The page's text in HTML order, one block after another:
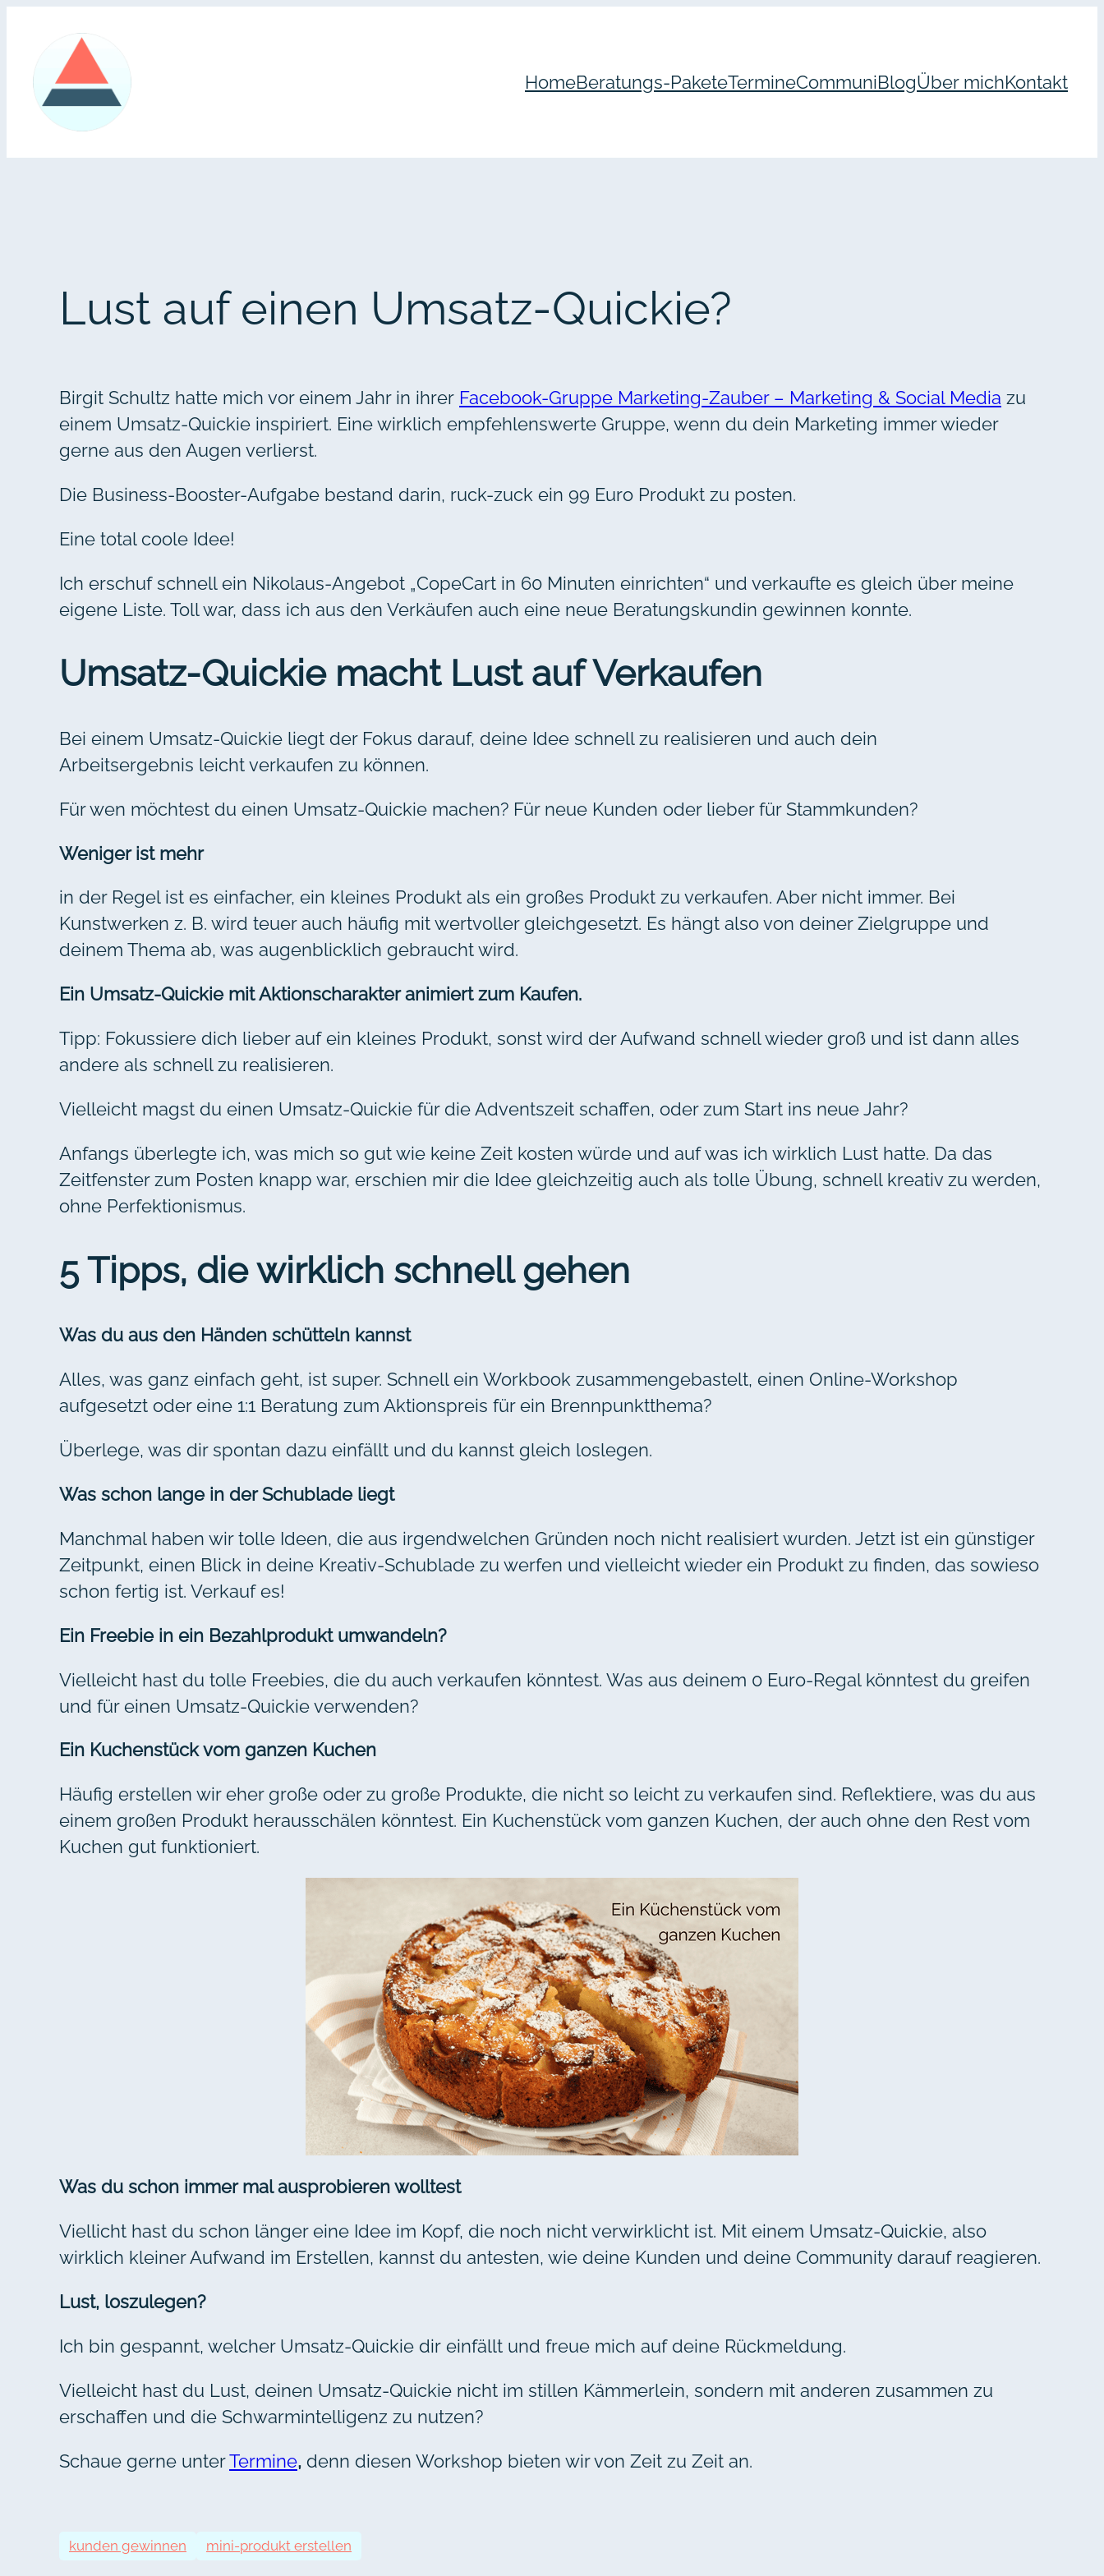
springen
HomeBeratungs-PaketeTermineCommuniBlogÜber michKontakt
Lust auf einen Umsatz-Quickie?
Birgit Schultz hatte mich vor einem Jahr in ihrer Facebook-Gruppe Marketing-Zauber – Marketing & Social Media zu
einem Umsatz-Quickie inspiriert. Eine wirklich empfehlenswerte Gruppe, wenn du dein Marketing immer wieder
gerne aus den Augen verlierst.
Die Business-Booster-Aufgabe bestand darin, ruck-zuck ein 99 Euro Produkt zu posten.
Eine total coole Idee!
Ich erschuf schnell ein Nikolaus-Angebot „CopeCart in 60 Minuten einrichten“ und verkaufte es gleich über meine
eigene Liste. Toll war, dass ich aus den Verkäufen auch eine neue Beratungskundin gewinnen konnte.
Umsatz-Quickie macht Lust auf Verkaufen
Bei einem Umsatz-Quickie liegt der Fokus darauf, deine Idee schnell zu realisieren und auch dein
Arbeitsergebnis leicht verkaufen zu können.
Für wen möchtest du einen Umsatz-Quickie machen? Für neue Kunden oder lieber für Stammkunden?
Weniger ist mehr
in der Regel ist es einfacher, ein kleines Produkt als ein großes Produkt zu verkaufen. Aber nicht immer. Bei
Kunstwerken z. B. wird teuer auch häufig mit wertvoller gleichgesetzt. Es hängt also von deiner Zielgruppe und
deinem Thema ab, was augenblicklich gebraucht wird.
Ein Umsatz-Quickie mit Aktionscharakter animiert zum Kaufen.
Tipp: Fokussiere dich lieber auf ein kleines Produkt, sonst wird der Aufwand schnell wieder groß und ist dann alles
andere als schnell zu realisieren.
Vielleicht magst du einen Umsatz-Quickie für die Adventszeit schaffen, oder zum Start ins neue Jahr?
Anfangs überlegte ich, was mich so gut wie keine Zeit kosten würde und auf was ich wirklich Lust hatte. Da das
Zeitfenster zum Posten knapp war, erschien mir die Idee gleichzeitig auch als tolle Übung, schnell kreativ zu werden,
ohne Perfektionismus.
5 Tipps, die wirklich schnell gehen
Was du aus den Händen schütteln kannst
Alles, was ganz einfach geht, ist super. Schnell ein Workbook zusammengebastelt, einen Online-Workshop
aufgesetzt oder eine 1:1 Beratung zum Aktionspreis für ein Brennpunktthema?
Überlege, was dir spontan dazu einfällt und du kannst gleich loslegen.
Was schon lange in der Schublade liegt
Manchmal haben wir tolle Ideen, die aus irgendwelchen Gründen noch nicht realisiert wurden. Jetzt ist ein günstiger
Zeitpunkt, einen Blick in deine Kreativ-Schublade zu werfen und vielleicht wieder ein Produkt zu finden, das sowieso
schon fertig ist. Verkauf es!
Ein Freebie in ein Bezahlprodukt umwandeln?
Vielleicht hast du tolle Freebies, die du auch verkaufen könntest. Was aus deinem 0 Euro-Regal könntest du greifen
und für einen Umsatz-Quickie verwenden?
Ein Kuchenstück vom ganzen Kuchen
Häufig erstellen wir eher große oder zu große Produkte, die nicht so leicht zu verkaufen sind. Reflektiere, was du aus
einem großen Produkt herausschälen könntest. Ein Kuchenstück vom ganzen Kuchen, der auch ohne den Rest vom
Kuchen gut funktioniert.
Was du schon immer mal ausprobieren wolltest
Viellicht hast du schon länger eine Idee im Kopf, die noch nicht verwirklicht ist. Mit einem Umsatz-Quickie, also
wirklich kleiner Aufwand im Erstellen, kannst du antesten, wie deine Kunden und deine Community darauf reagieren.
Lust, loszulegen?
Ich bin gespannt, welcher Umsatz-Quickie dir einfällt und freue mich auf deine Rückmeldung.
Vielleicht hast du Lust, deinen Umsatz-Quickie nicht im stillen Kämmerlein, sondern mit anderen zusammen zu
erschaffen und die Schwarmintelligenz zu nutzen?
Schaue gerne unterTermine, denn diesen Workshop bieten wir von Zeit zu Zeit an.
kunden gewinnen mini-produkt erstellen